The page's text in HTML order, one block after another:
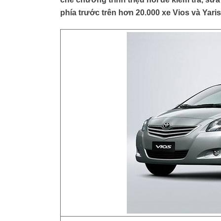
phía trước trên hơn 20.000 xe Vios và